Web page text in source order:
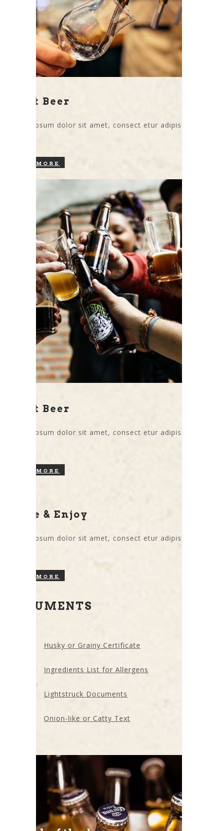
Draft Beer
Lorem ipsum dolor sit amet, consect etur adipiscing
READ MORE
Craft Beer
Lorem ipsum dolor sit amet, consect etur adipiscing
READ MORE
Taste & Enjoy
Lorem ipsum dolor sit amet, consect etur adipiscing
READ MORE
DOCUMENTS
Husky or Grainy Certificate
Ingredients List for Allergens
Lightstruck Documents
Onion-like or Catty Text